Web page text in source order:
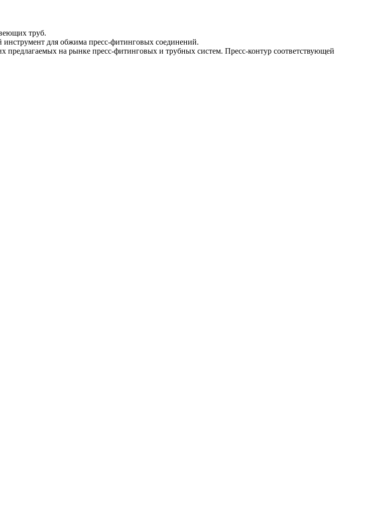
труб.
для обжима пресс-фитинговых соединений.
на рынке пресс-фитинговых и трубных систем. Пресс-контур соответствующей